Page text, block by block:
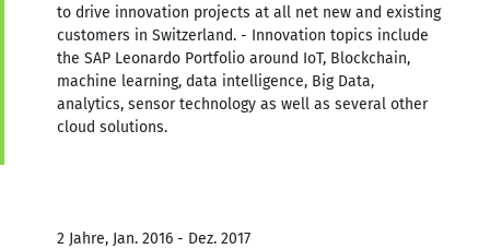
to drive innovation projects at all net new and existing
customers in Switzerland. - Innovation topics include
the SAP Leonardo Portfolio around IoT, Blockchain,
machine learning, data intelligence, Big Data,
analytics, sensor technology as well as several other
cloud solutions.
2 Jahre, Jan. 2016 - Dez. 2017